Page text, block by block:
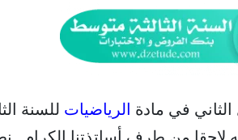
في مادة الرياضيات للسنة
من طرف أساتذتنا الكرام .